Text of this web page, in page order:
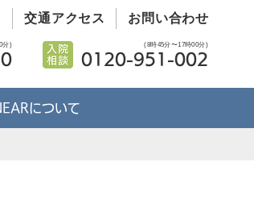
交通アクセス お問い合わせ
分) (8時45分〜17時00分)
0120-951-002
について